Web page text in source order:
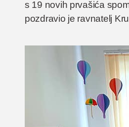
s 19 novih prvašića
pozdravio je ravnatelj